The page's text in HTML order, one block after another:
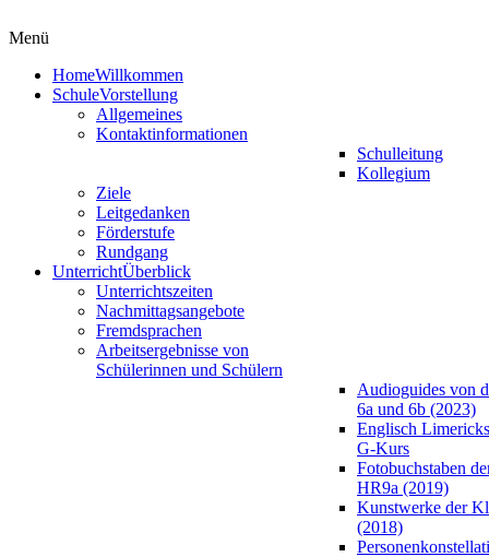
Menü
HomeWillkommen
SchuleVorstellung
Allgemeines
Kontaktinformationen
Schulleitung
Kollegium
Ziele
Leitgedanken
Förderstufe
Rundgang
UnterrichtÜberblick
Unterrichtszeiten
Nachmittagsangebote
Fremdsprachen
Arbeitsergebnisse von
Schülerinnen und Schülern
Audioguides von
6a und 6b (2023)
Englisch
G-Kurs
Fotobuchstaben
HR9a (2019)
Kunstwerke der
(2018)